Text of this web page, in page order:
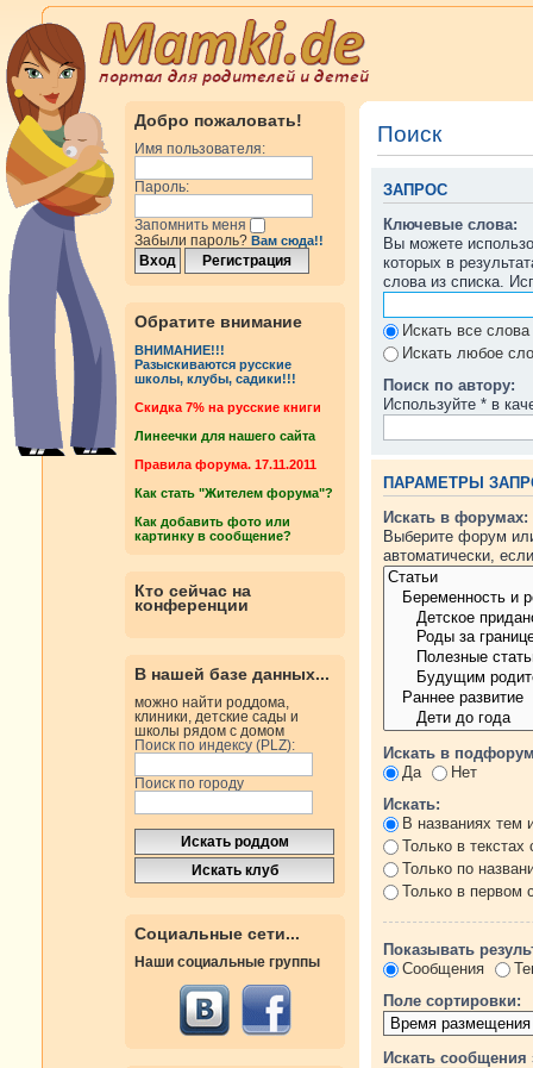
Добро пожаловать!
Имя пользователя:
Пароль:
Запомнить меня
Забыли пароль? Вам сюда!!
Обратите внимание
ВНИМАНИЕ!!!
Разыскиваются русские
школы, клубы, садики!!!
Cкидка 7% на русские книги
Линеечки для нашего сайта
Правила форума. 17.11.2011
Как стать "Жителем форума"?
Как добавить фото или
картинку в сообщение?
Кто сейчас на
конференции
В нашей базе данных...
можно найти роддома,
клиники, детские сады и
школы рядом с домом
Поиск по индексу (PLZ):
Поиск по городу
Социальные сети...
Наши социальные группы
Поиск
ЗАПРОС
Ключевые слова:
Вы можете
которых в
слова из списка.
Искать все слова
Искать любое
Поиск по автору:
Используйте * в
ПАРАМЕТРЫ
Искать в форумах:
Выберите форум
автоматически,
Искать в
Да
Нет
Искать:
В названиях тем
Только в
Только по
Только в первом
Показывать
Сообщения
Поле сортировки:
Искать сообщения